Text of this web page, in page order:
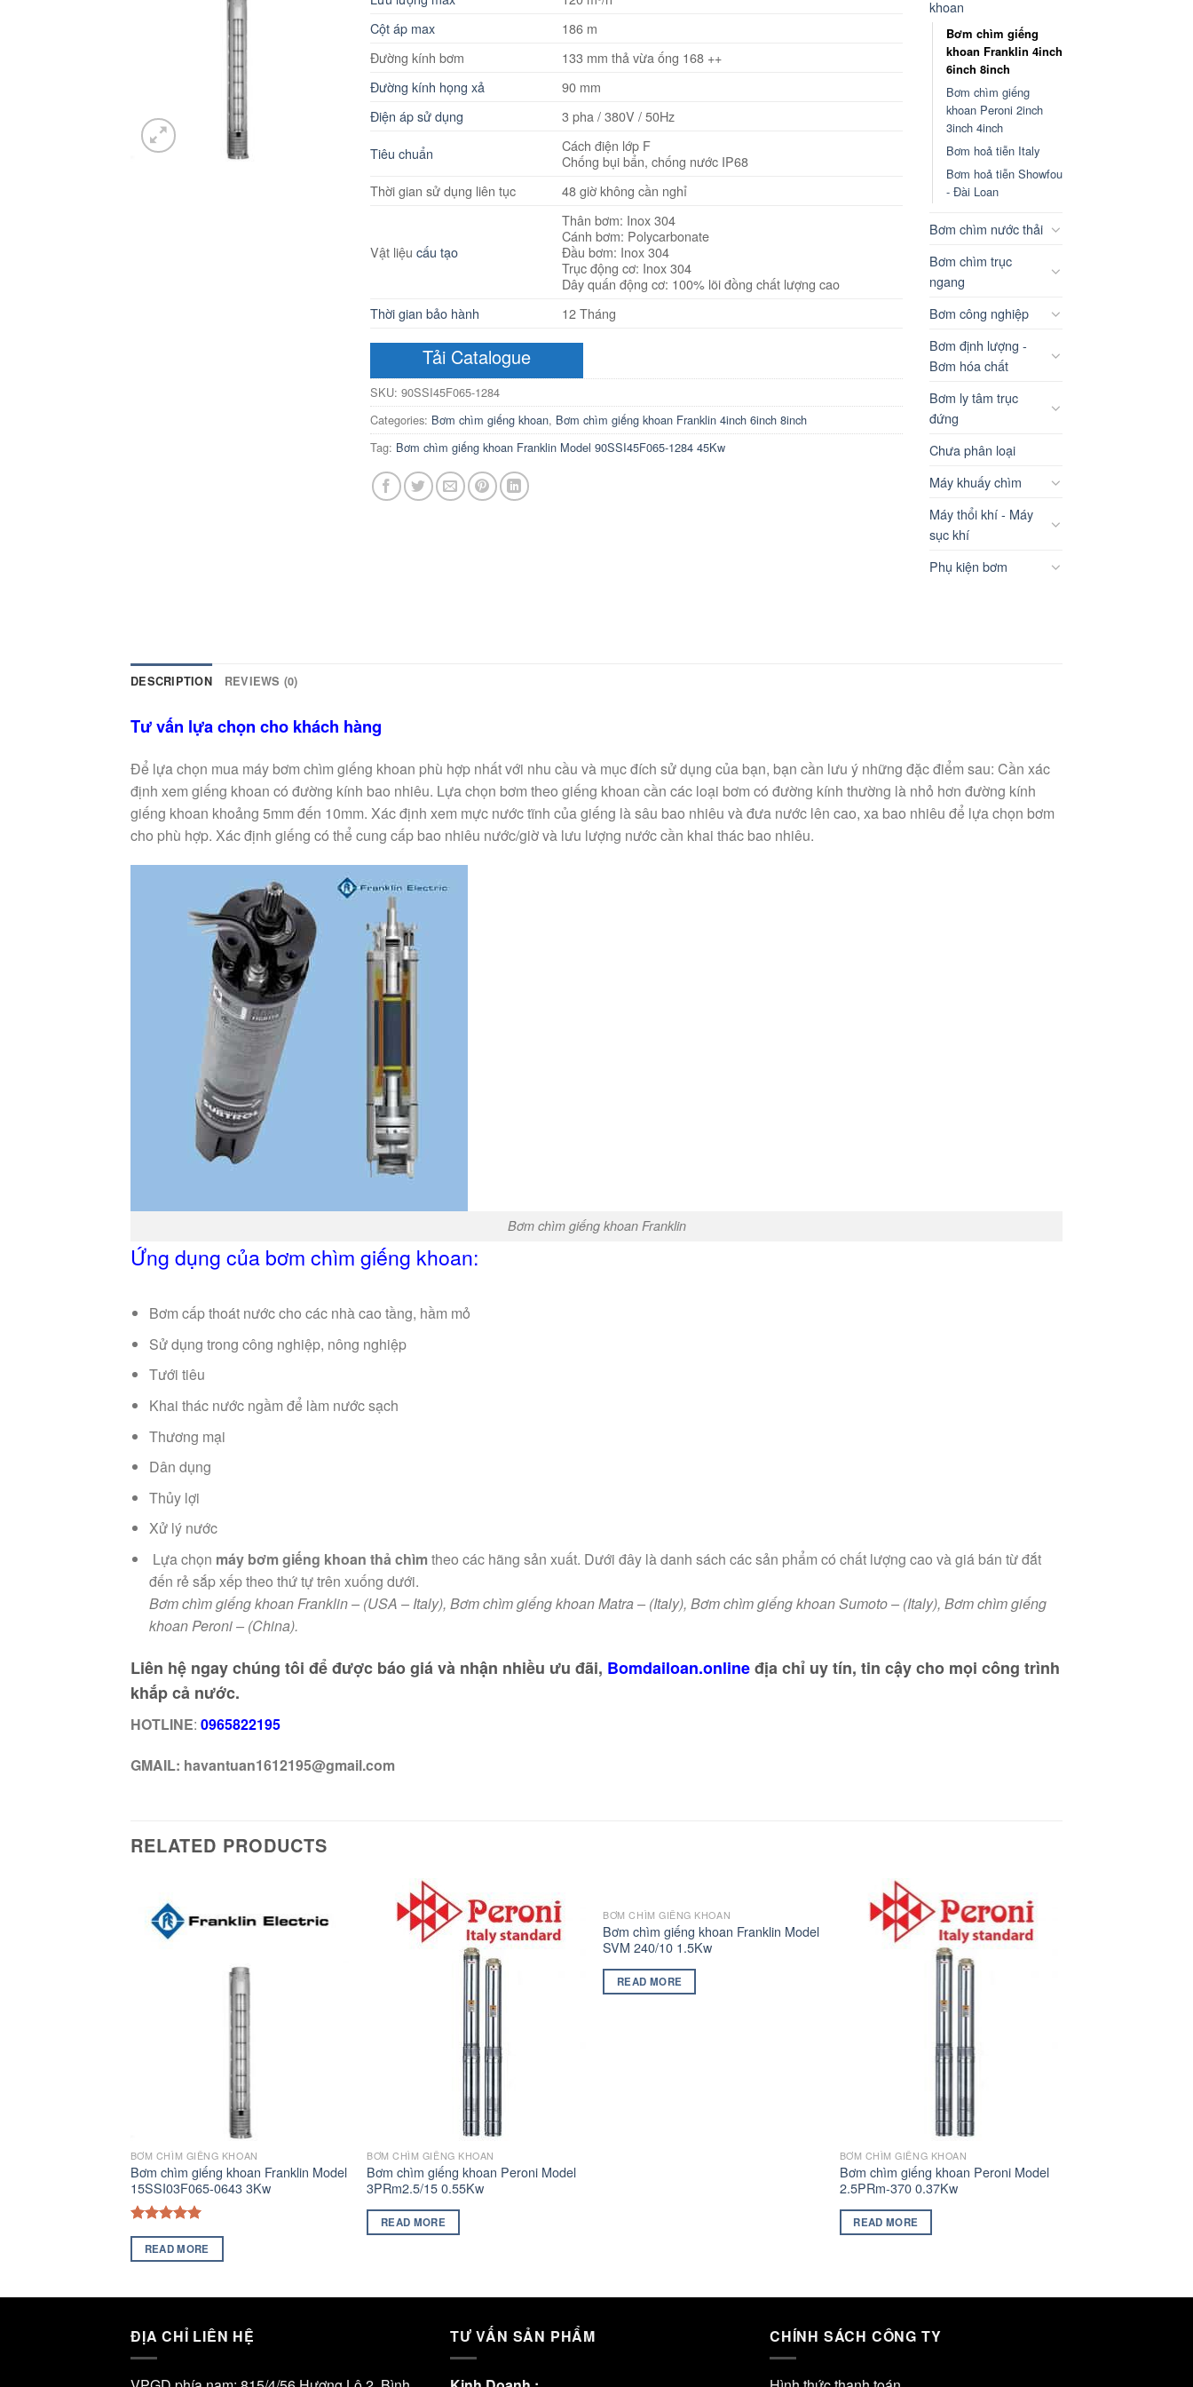
Cột áp max
186 m
Đường kính bơm
133 mm thả vừa ống 168 ++
Đường kính họng xả
90 mm
Điện áp sử dụng
3 pha / 380V / 50Hz
Tiêu chuẩn
Cách điện lớp F
Chống bụi bẩn, chống nước IP68
Thời gian sử dụng liên tục
48 giờ không cần nghỉ
Vật liệu cấu tạo
Thân bơm: Inox 304
Cánh bơm: Polycarbonate
Đầu bơm: Inox 304
Trục động cơ: Inox 304
Dây quấn động cơ: 100% lõi đồng chất lượng cao
Thời gian bảo hành
12 Tháng
Tải Catalogue
SKU: 90SSI45F065-1284
Categories: Bơm chìm giếng khoan, Bơm chìm giếng khoan Franklin 4inch 6inch 8inch
Tag: Bơm chìm giếng khoan Franklin Model 90SSI45F065-1284 45Kw
khoan
Bơm chìm giếng
khoan Franklin 4inch
6inch 8inch
Bơm chìm giếng
khoan Peroni 2inch
3inch 4inch
Bơm hoả tiễn Italy
Bơm hoả tiễn Showfou
- Đài Loan
Bơm chìm nước thải
Bơm chìm trục
ngang
Bơm công nghiệp
Bơm định lượng -
Bơm hóa chất
Bơm ly tâm trục
đứng
Chưa phân loại
Máy khuấy chìm
Máy thổi khí - Máy
sục khí
Phụ kiện bơm
DESCRIPTION REVIEWS (0)
Tư vấn lựa chọn cho khách hàng
Để lựa chọn mua máy bơm chìm giếng khoan phù hợp nhất với nhu cầu và mục đích sử dụng của bạn, bạn cần lưu ý những đặc điểm sau: Cần xác
định xem giếng khoan có đường kính bao nhiêu. Lựa chọn bơm theo giếng khoan cần các loại bơm có đường kính thường là nhỏ hơn đường kính
giếng khoan khoảng 5mm đến 10mm. Xác định xem mực nước tĩnh của giếng là sâu bao nhiêu và đưa nước lên cao, xa bao nhiêu để lựa chọn bơm
cho phù hợp. Xác định giếng có thể cung cấp bao nhiêu nước/giờ và lưu lượng nước cần khai thác bao nhiêu.
Bơm chìm giếng khoan Franklin
Ứng dụng của bơm chìm giếng khoan:
Bơm cấp thoát nước cho các nhà cao tầng, hầm mỏ
Sử dụng trong công nghiệp, nông nghiệp
Tưới tiêu
Khai thác nước ngầm để làm nước sạch
Thương mại
Dân dụng
Thủy lợi
Xử lý nước
Lựa chọn máy bơm giếng khoan thả chìmtheo các hãng sản xuất. Dưới đây là danh sách các sản phẩm có chất lượng cao và giá bán từ đắt
đến rẻ sắp xếp theo thứ tự trên xuống dưới.
Bơm chìm giếng khoan Franklin – (USA – Italy), Bơm chìm giếng khoan Matra – (Italy), Bơm chìm giếng khoan Sumoto – (Italy), Bơm chìm giếng
khoan Peroni – (China).
Liên hệ ngay chúng tôi để được báo giá và nhận nhiều ưu đãi, Bomdailoan.onlineđịa chỉ uy tín, tin cậy cho mọi công trình
khắp cả nước.
HOTLINE: 0965822195
GMAIL: havantuan1612195@gmail.com
RELATED PRODUCTS
BƠM CHÌM GIẾNG KHOAN
Bơm chìm giếng khoan Franklin Model
15SSI03F065-0643 3Kw
Rated5.00
out of 5
READ MORE
BƠM CHÌM GIẾNG KHOAN
Bơm chìm giếng khoan Peroni Model
3PRm2.5/15 0.55Kw
READ MORE
BƠM CHÌM GIẾNG KHOAN
Bơm chìm giếng khoan Franklin Model
SVM 240/10 1.5Kw
READ MORE
BƠM CHÌM GIẾNG KHOAN
Bơm chìm giếng khoan Peroni Model
2.5PRm-370 0.37Kw
READ MORE
ĐỊA CHỈ LIÊN HỆ TƯ VẤN SẢN PHẨM CHÍNH SÁCH CÔNG TY